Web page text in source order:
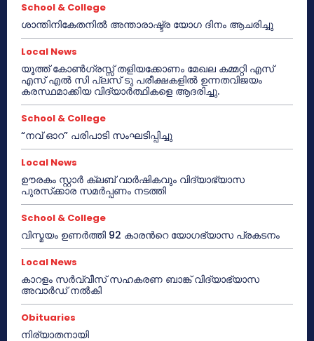
School & College
ശാന്തിനികേതനിൽ അന്താരാഷ്ട്ര യോഗ ദിനം ആചരിച്ചു
Local News
യൂത്ത് കോൺഗ്രസ്സ് തളിയക്കോണം മേഖല കമ്മറ്റി എസ്
എസ് എൽ സി പ്ലസ് ടു പരീക്ഷകളിൽ ഉന്നതവിജയം
കരസ്ഥമാക്കിയ വിദ്യാർത്ഥികളെ ആദരിച്ചു.
School & College
“നവ് ഓറ” പരിപാടി സംഘടിപ്പിച്ചു
Local News
ഊരകം സ്റ്റാർ ക്ലബ് വാർഷികവും വിദ്യാഭ്യാസ
പുരസ്‌ക്കാര സമർപ്പണം നടത്തി
School & College
വിസ്മയം ഉണർത്തി 92 കാരൻറെ യോഗഭ്യാസ പ്രകടനം
Local News
കാറളം സർവ്വീസ് സഹകരണ ബാങ്ക് വിദ്യാഭ്യാസ
അവാർഡ് നൽകി
Obituaries
നിര്യാതനായി